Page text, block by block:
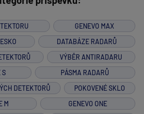
GENEVO MAX
DATABÁZE RADARŮ
VÝBĚR ANTIRADARU
S
PÁSMA RADARŮ
DETEKTORŮ
POKOVENÉ SKLO
M
GENEVO ONE